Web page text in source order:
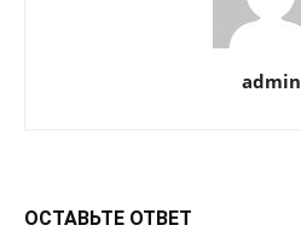
admin
ОСТАВЬТЕ ОТВЕТ